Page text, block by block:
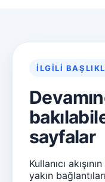
İLGILI
sayfalar
Kullanıcı
yakın